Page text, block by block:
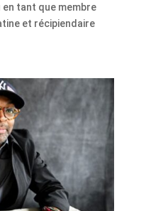
en tant que membre
et récipiendaire